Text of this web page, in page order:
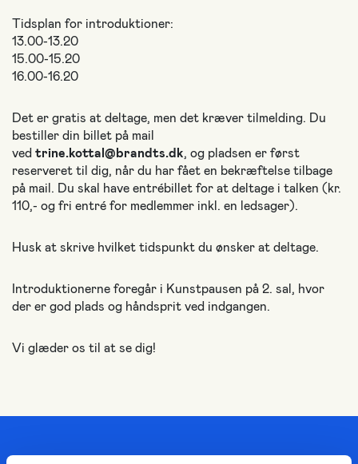
Tidsplan for introduktioner:
13.00-13.20
15.00-15.20
16.00-16.20
Det er gratis at deltage, men det kræver tilmelding. Du
bestiller din billet på mail
ved trine.kottal@brandts.dk og pladsen er først
reserveret til dig, når du har fået en bekræftelse tilbage
på mail. Du skal have entrébillet for at deltage i talken (kr.
110,- og fri entré for medlemmer inkl. en ledsager).
Husk at skrive hvilket tidspunkt du ønsker at deltage.
Introduktionerne foregår i Kunstpausen på 2. sal, hvor
der er god plads og håndsprit ved indgangen.
Vi glæder os til at se dig!